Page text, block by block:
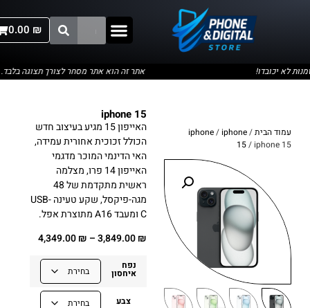
0.00 ₪
לא יכובדו! אתר זה הוא אתר מסחר לצורך תצוגה בלבד.
עמוד הבית/
iphone/ iphone
15/ iphone 15
iphone 15
האייפון 15 מגיע בעיצוב חדש
הכולל זכוכית אחורית עמידה,
האי הדינמי המוכר מדגמי
האייפון 14 פרו, מצלמה
ראשית מתקדמת של 48
מגה-פיקסל, שקע טעינה USB-
C ומעבד A16 מתוצרת אפל.
3,849.00₪
–
4,349.00₪
נפח
איחסון
צבע